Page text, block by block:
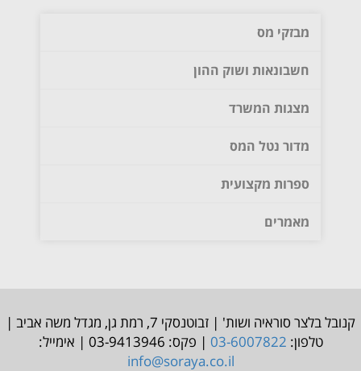
מבזקי מס
חשבונאות ושוק ההון
מצגות המשרד
מדור נטל המס
ספרות מקצועית
מאמרים
קנובל בלצר סוראיה ושות' | זבוטנסקי 7, רמת גן, מגדל משה אביב |
טלפון: 03-6007822 | פקס: 03-9413946 | אימייל:
info@soraya.co.il